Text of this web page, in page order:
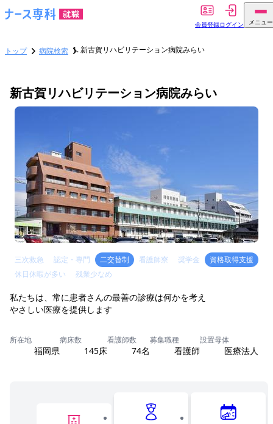
会員登録ログイン メニュー
トップ 病院検索 新古賀リハビリテーション病院みらい
新古賀リハビリテーション病院みらい
三次救急 認定・専門 二交替制 看護師寮 奨学金
資格取得支援
休日休暇が多い
残業少なめ
私たちは、常に患者さんの最善の診療は何かを考え
やさしい医療を提供します
所在地
福岡県
病床数
145床
看護師数
74名
募集職種
看護師
設置母体
医療法人